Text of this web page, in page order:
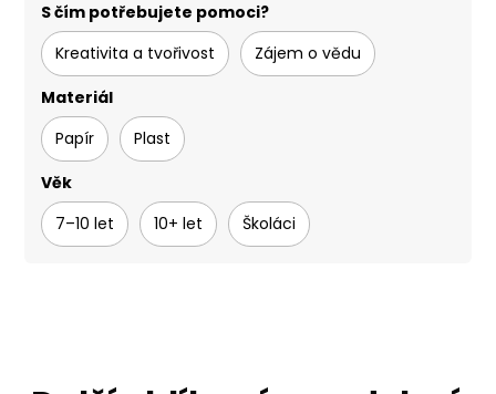
S čím potřebujete pomoci?
Kreativita a tvořivost
Zájem o vědu
Materiál
Papír
Plast
Věk
7–10 let
10+ let Školáci